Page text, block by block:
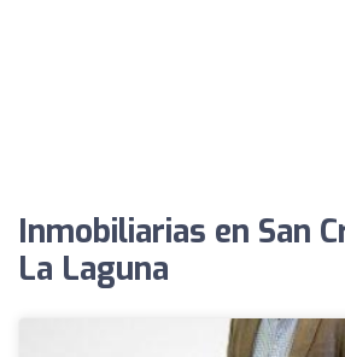
Inmobiliarias en San
La Laguna